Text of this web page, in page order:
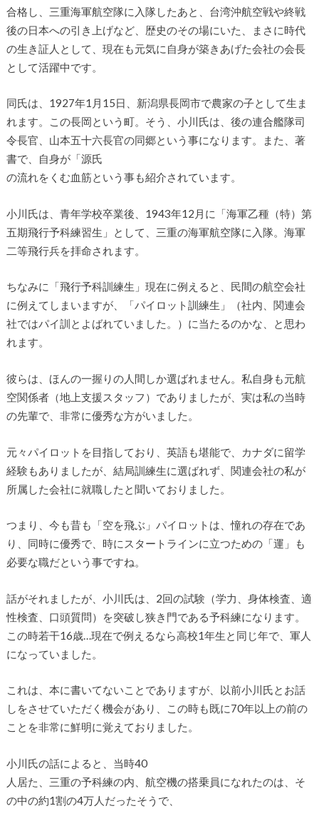
合格し、三重海軍航空隊に入隊したあと、台湾沖航空戦や終戦
後の日本への引き上げなど、歴史のその場にいた、まさに時代
の生き証人として、現在も元気に自身が築きあげた会社の会長
として活躍中です。
同氏は、1927年1月15日、新潟県長岡市で農家の子として生ま
れます。この長岡という町。そう、小川氏は、後の連合艦隊司
令長官、山本五十六長官の同郷という事になります。また、著
書で、自身が「源氏
の流れをくむ血筋という事も紹介されています。
小川氏は、青年学校卒業後、1943年12月に「海軍乙種（特）第
五期飛行予科練習生」として、三重の海軍航空隊に入隊。海軍
二等飛行兵を拝命されます。
ちなみに「飛行予科訓練生」現在に例えると、民間の航空会社
に例えてしまいますが、「パイロット訓練生」（社内、関連会
社ではパイ訓とよばれていました。）に当たるのかな、と思わ
れます。
彼らは、ほんの一握りの人間しか選ばれません。私自身も元航
空関係者（地上支援スタッフ）でありましたが、実は私の当時
の先輩で、非常に優秀な方がいました。
元々パイロットを目指しており、英語も堪能で、カナダに留学
経験もありましたが、結局訓練生に選ばれず、関連会社の私が
所属した会社に就職したと聞いておりました。
つまり、今も昔も「空を飛ぶ」パイロットは、憧れの存在であ
り、同時に優秀で、時にスタートラインに立つための「運」も
必要な職だという事ですね。
話がそれましたが、小川氏は、2回の試験（学力、身体検査、適
性検査、口頭質問）を突破し狭き門である予科練になります。
この時若干16歳…現在で例えるなら高校1年生と同じ年で、軍人
になっていました。
これは、本に書いてないことでありますが、以前小川氏とお話
しをさせていただく機会があり、この時も既に70年以上の前の
ことを非常に鮮明に覚えておりました。
小川氏の話によると、当時40
人居た、三重の予科練の内、航空機の搭乗員になれたのは、そ
の中の約1割の4万人だったそうで、